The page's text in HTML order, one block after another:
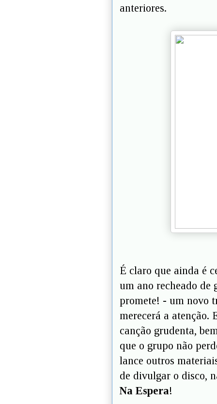
anteriores.
É claro que ainda é
um ano recheado de
promete! - um novo
merecerá a atenção.
canção grudenta,
que o grupo não
lance outros
de divulgar o disco,
Na Espera!